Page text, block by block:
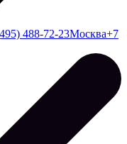
488-72-23Москва+7